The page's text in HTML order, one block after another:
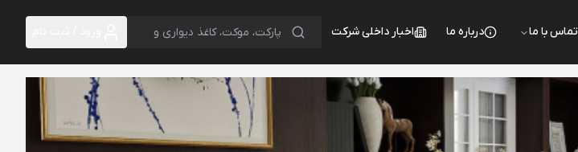
تماس با ما درباره ما اخبار داخلی شرکت